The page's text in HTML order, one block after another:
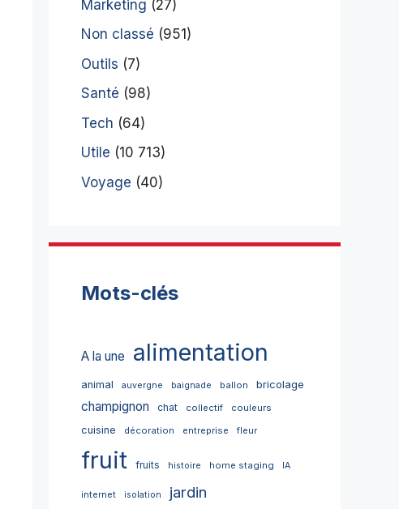
Marketing (27)
Non classé (951)
Outils (7)
Santé (98)
Tech (64)
Utile (10 713)
Voyage (40)
Mots-clés
A la une alimentation
animal auvergne baignade ballon bricolage
champignon chat collectif couleurs
cuisine décoration entreprise fleur
fruit fruits histoire home staging IA
internet isolation jardin